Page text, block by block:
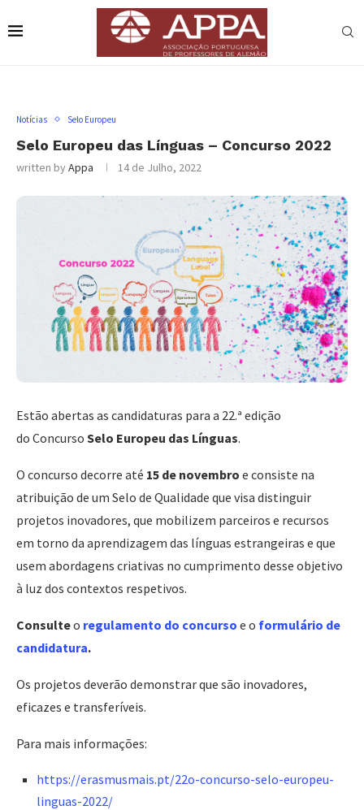
Notícias Selo Europeu
Selo Europeu das Línguas – Concurso 2022
written byAppa 14 de Julho, 2022
Estão abertas as candidaturas para a 22.ª edição
do Concurso Selo Europeu das Línguas.
O concurso decorre até 15 de novembro e consiste na
atribuição de um Selo de Qualidade que visa distinguir
projetos inovadores, que mobilizem parceiros e recursos
em torno da aprendizagem das línguas estrangeiras e que
usem abordagens criativas no cumprimento desse objetivo
à luz dos contextos respetivos.
Consulteo regulamento do concurso e o formulário de
candidatura.
Os projetos deverão demonstrar que são inovadores,
eficazes e transferíveis.
Para mais informações:
https://erasmusmais.pt/22o-concurso-selo-europeu-
linguas-2022/